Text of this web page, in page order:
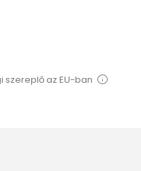
az EU-ban